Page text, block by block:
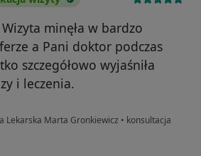
minęła w bardzo
a Pani doktor podczas
szczegółowo wyjaśniła
i leczenia.
Lekarska Marta Gronkiewicz • konsultacja